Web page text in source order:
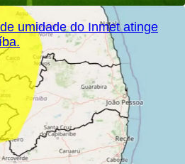
umidade do Inmet atinge